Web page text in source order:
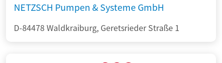
NETZSCH Pumpen & Systeme GmbH
D-84478 Waldkraiburg, Geretsrieder Straße 1